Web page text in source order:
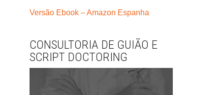
Versão Ebook – Amazon Espanha
CONSULTORIA DE GUIÃO E
SCRIPT DOCTORING